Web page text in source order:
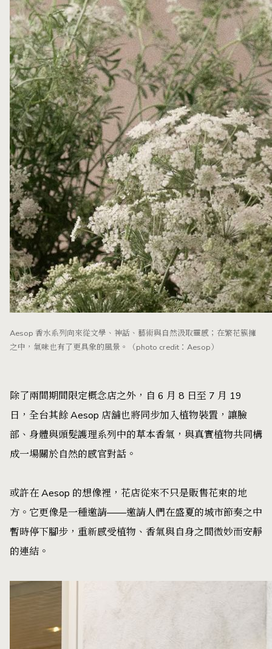
Aesop 香水系列向來從文學、神話、藝術與自然汲取靈感；在繁花簇擁
之中，氣味也有了更具象的風景。（photo credit：Aesop）
除了兩間期間限定概念店之外，自 6 月 8 日至 7 月 19
日，全台其餘 Aesop 店舖也將同步加入植物裝置，讓臉
部、身體與頭髮護理系列中的草本香氣，與真實植物共同構
成一場關於自然的感官對話。
或許在 Aesop 的想像裡，花店從來不只是販售花束的地
方。它更像是一種邀請——邀請人們在盛夏的城市節奏之中
暫時停下腳步，重新感受植物、香氣與自身之間微妙而安靜
的連結。